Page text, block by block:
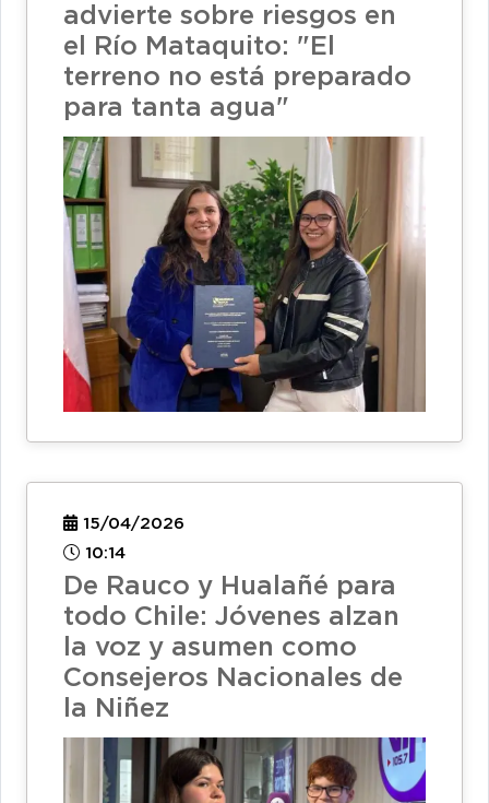
advierte sobre riesgos en
el Río Mataquito: "El
terreno no está preparado
para tanta agua"
15/04/2026
10:14
De Rauco y Hualañé para
todo Chile: Jóvenes alzan
la voz y asumen como
Consejeros Nacionales de
la Niñez